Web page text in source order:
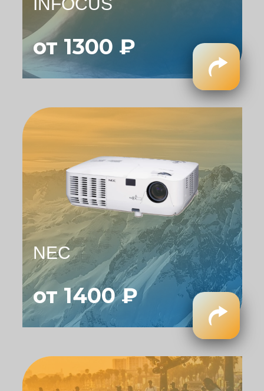
INFOCUS
от 1300 ₽
NEC
от 1400 ₽